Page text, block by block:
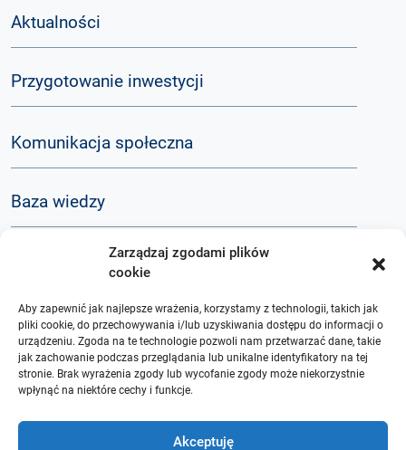
Zarządzaj zgodami plików
cookie
Aby zapewnić jak najlepsze wrażenia, korzystamy z technologii, takich jak
pliki cookie, do przechowywania i/lub uzyskiwania dostępu do informacji o
urządzeniu. Zgoda na te technologie pozwoli nam przetwarzać dane, takie
jak zachowanie podczas przeglądania lub unikalne identyfikatory na tej
stronie. Brak wyrażenia zgody lub wycofanie zgody może niekorzystnie
wpłynąć na niektóre cechy i funkcje.
Akceptuję
Aktualności
Przygotowanie inwestycji
Komunikacja społeczna
Baza wiedzy
O nas